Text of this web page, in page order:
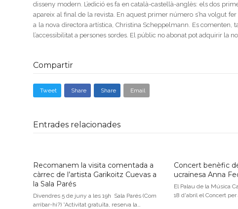
disseny modern. L’edició es fa en català-castellà-anglès: els dos
apareix al final de la revista. En aquest primer número s’ha volgut
a la nova directora artística, Christina Scheppelmann. Es comenten,
l’accessibilitat a persones sordes. El públic no abonat pot adquirir la
Compartir
Tweet Share Share Email
Entrades relacionades
Recomanem la visita comentada a
càrrec de l’artista Garikoitz Cuevas a
la Sala Parés
Divendres 5 de juny a les 19h Sala Parés (Com
arribar-hi?) *Activitat gratuïta, reserva la…
Concert benèfic
ucraïnesa Anna
El Palau de la Música
18 d'abril el Concert per